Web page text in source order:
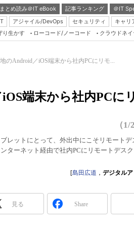
とめ読み＠IT eBook 記事ランキング ＠IT
アジャイル/DevOps セキュリティ キャリ
り生かす ローコード/ノーコード クラウドネ
のAndroid／iOS端末から社内PCにリモ...
端末から社内PCに
（
レットにとって、外出中にこそリモート
ターネット経由で社内PCにリモートデス
[島田広道 ， デジタル
見る Share